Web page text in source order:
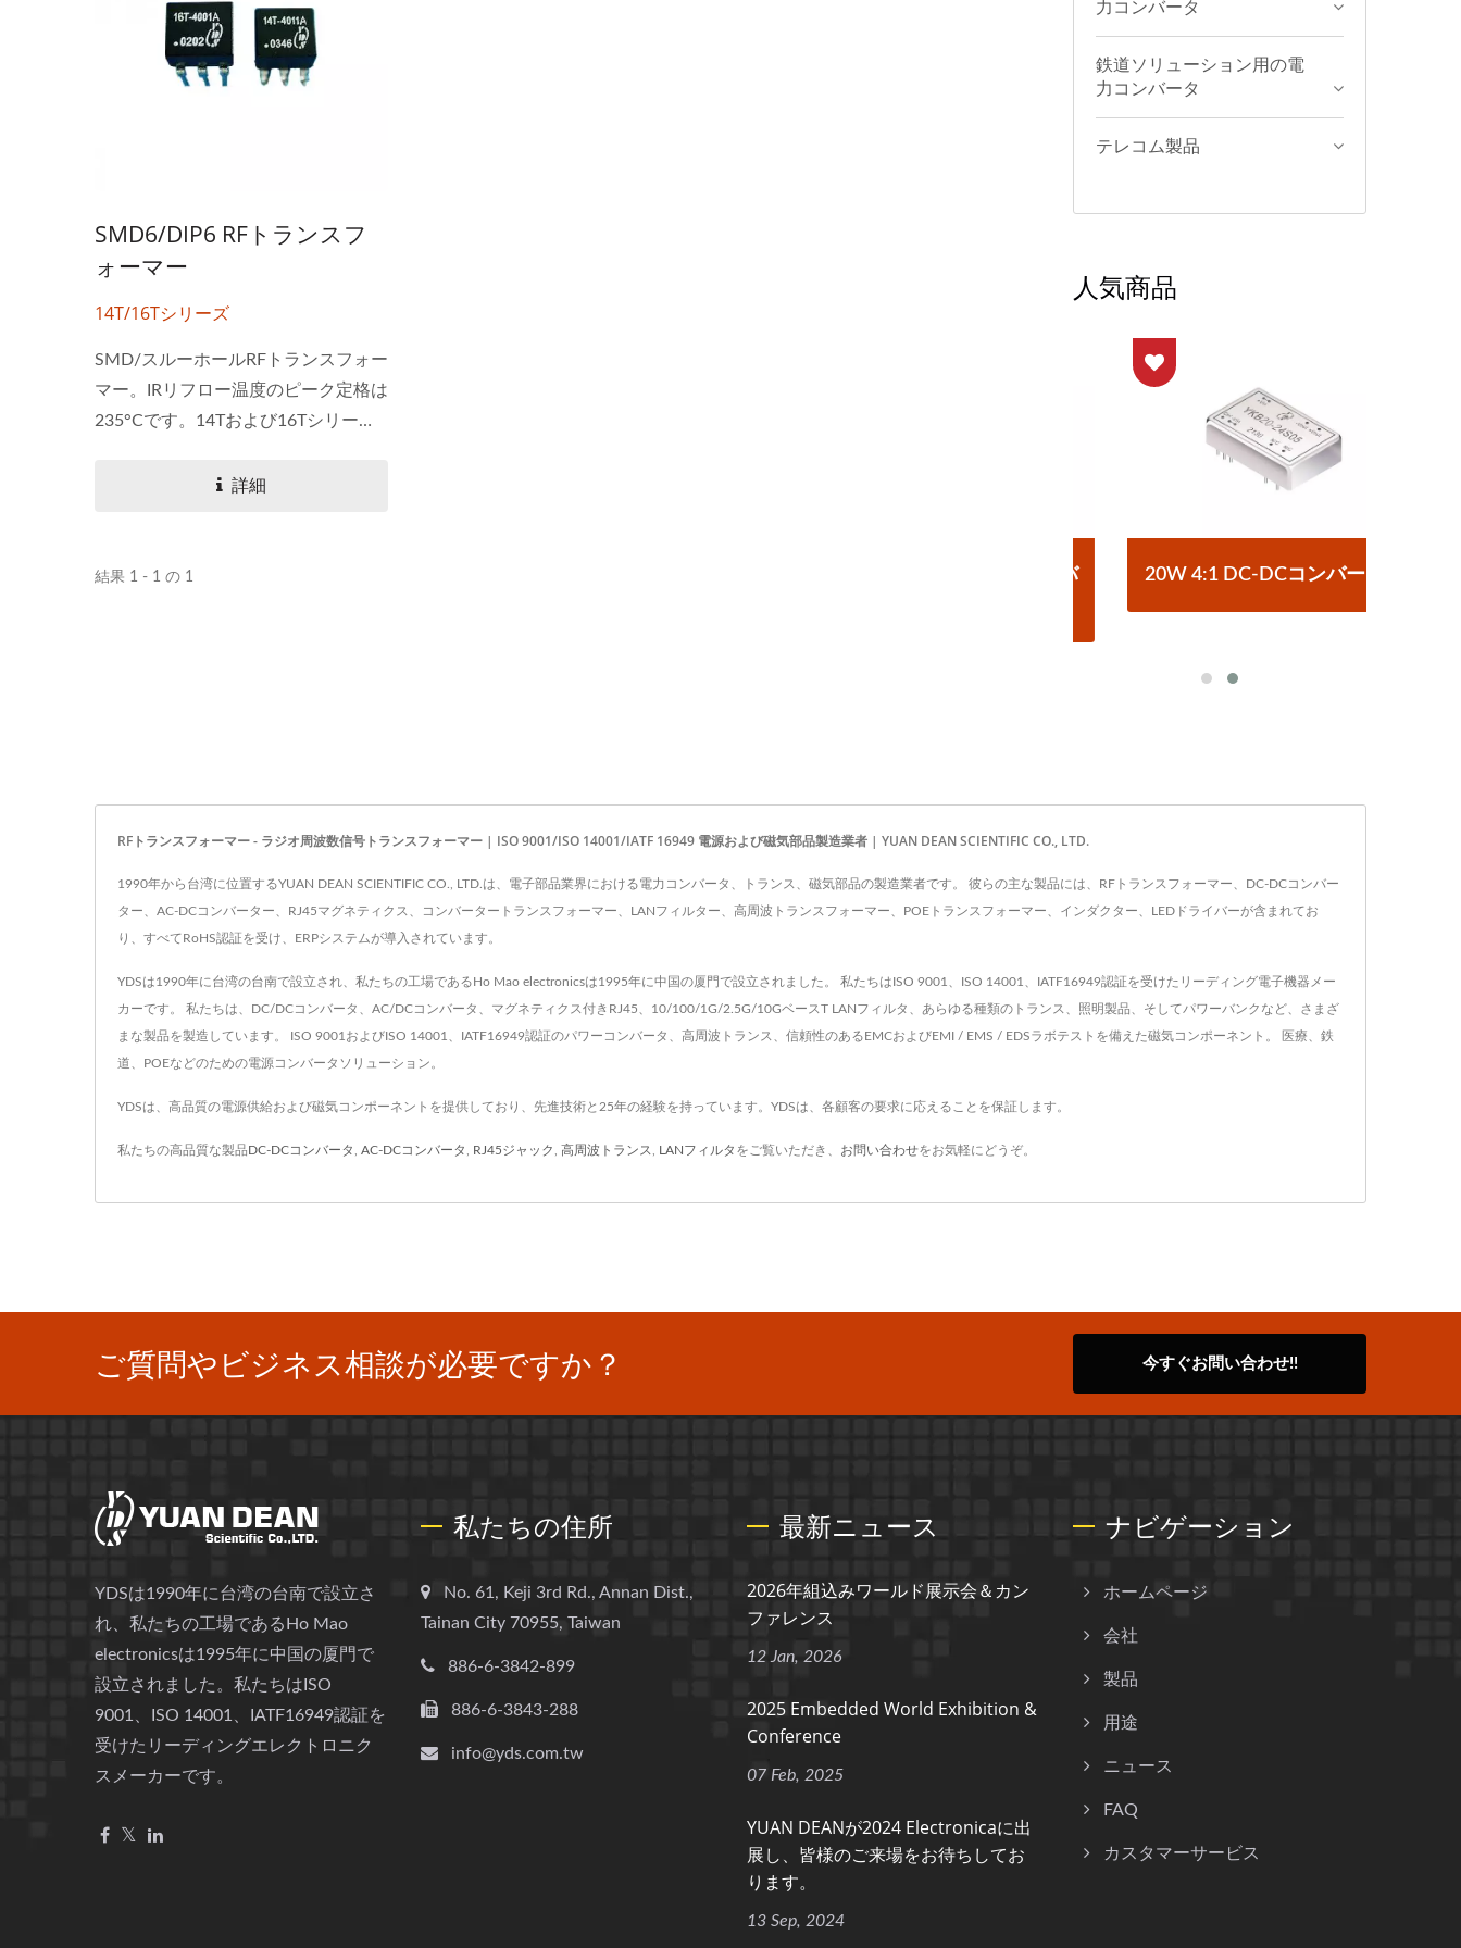
SMD6/DIP6 RFトランスフ
ォーマー
14T/16Tシリーズ
SMD/スルーホールRFトランスフォー
マー。IRリフロー温度のピーク定格は
235°Cです。14Tおよび16Tシリーズ
ています。さまざまなインピーダン
詳細
結果 1 - 1 の 1
力コンバータ
鉄道ソリューション用の電
力コンバータ
テレコム製品
人気商品
ハーフブリックDC-DCコンバ
20W 4:1 DC-DCコンバーター
RFトランスフォーマー - ラジオ周波数信号トランスフォーマー | ISO 9001/ISO 14001/IATF 16949 電源および磁気部品製造業者 | YUAN DEAN SCIENTIFIC CO., LTD.
1990年から台湾に位置するYUAN DEAN SCIENTIFIC CO., LTD.は、電子部品業界における電力コンバータ、トランス、磁気部品の製造業者です。 彼らの主な製品には、RFトランスフォーマー、DC-DCコンバー
ター、AC-DCコンバーター、RJ45マグネティクス、コンバータートランスフォーマー、LANフィルター、高周波トランスフォーマー、POEトランスフォーマー、インダクター、LEDドライバーが含まれてお
り、すべてRoHS認証を受け、ERPシステムが導入されています。
YDSは1990年に台湾の台南で設立され、私たちの工場であるHo Mao electronicsは1995年に中国の厦門で設立されました。 私たちはISO 9001、ISO 14001、IATF16949認証を受けたリーディング電子機器メー
カーです。 私たちは、DC/DCコンバータ、AC/DCコンバータ、マグネティクス付きRJ45、10/100/1G/2.5G/10GベースT LANフィルタ、あらゆる種類のトランス、照明製品、そしてパワーバンクなど、さまざ
まな製品を製造しています。 ISO 9001およびISO 14001、IATF16949認証のパワーコンバータ、高周波トランス、信頼性のあるEMCおよびEMI / EMS / EDSラボテストを備えた磁気コンポーネント。 医療、鉄
道、POEなどのための電源コンバータソリューション。
YDSは、高品質の電源供給および磁気コンポーネントを提供しており、先進技術と25年の経験を持っています。YDSは、各顧客の要求に応えることを保証します。
私たちの高品質な製品DC-DCコンバータ AC-DCコンバータ RJ45ジャック 高周波トランス LANフィルタ をご覧いただき、 お問い合わせをお気軽にどうぞ。
ご質問やビジネス相談が必要ですか？ 今すぐお問い合わせ!!
YDSは1990年に台湾の台南で設立さ
れ、私たちの工場であるHo Mao
electronicsは1995年に中国の厦門で
設立されました。私たちはISO
9001、ISO 14001、IATF16949認証を
受けたリーディングエレクトロニク
スメーカーです。
私たちの住所
No. 61, Keji 3rd Rd., Annan Dist.,
Tainan City 70955, Taiwan
886-6-3842-899
886-6-3843-288
info@yds.com.tw
最新ニュース
2026年組込みワールド展示会＆カン
ファレンス
12 Jan, 2026
2025 Embedded World Exhibition &
Conference
07 Feb, 2025
YUAN DEANが2024 Electronicaに出
展し、皆様のご来場をお待ちしてお
ります。
13 Sep, 2024
ナビゲーション
ホームページ
会社
製品
用途
ニュース
FAQ
カスタマーサービス